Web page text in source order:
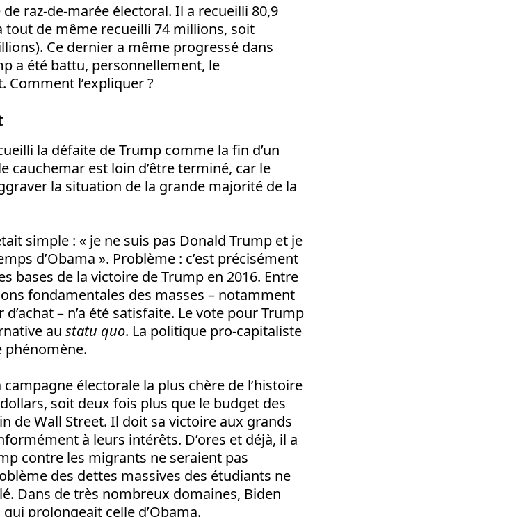
raz-de-marée électoral. Il a recueilli 80,9
tout de même recueilli 74 millions, soit
Ce dernier a même progressé dans
a été battu, personnellement, le
l’expliquer ?
la défaite de Trump comme la fin d’un
cauchemar est loin d’être terminé, car le
la situation de la grande majorité de la
simple : « je ne suis pas Donald Trump et je
d’Obama ». Problème : c’est précisément
bases de la victoire de Trump en 2016. Entre
fondamentales des masses – notamment
– n’a été satisfaite. Le vote pour Trump
au statu quo. La politique pro-capitaliste
phénomène.
électorale la plus chère de l’histoire
soit deux fois plus que le budget des
de Wall Street. Il doit sa victoire aux grands
à leurs intérêts. D’ores et déjà, il a
contre les migrants ne seraient pas
des dettes massives des étudiants ne
Dans de très nombreux domaines, Biden
prolongeait celle d’Obama.